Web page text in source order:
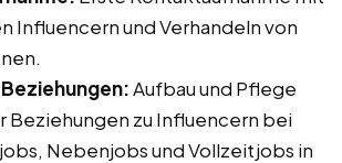
Influencern und Verhandeln von
Aufbau und Pflege
Beziehungen zu Influencern bei
Nebenjobs und Vollzeitjobs in